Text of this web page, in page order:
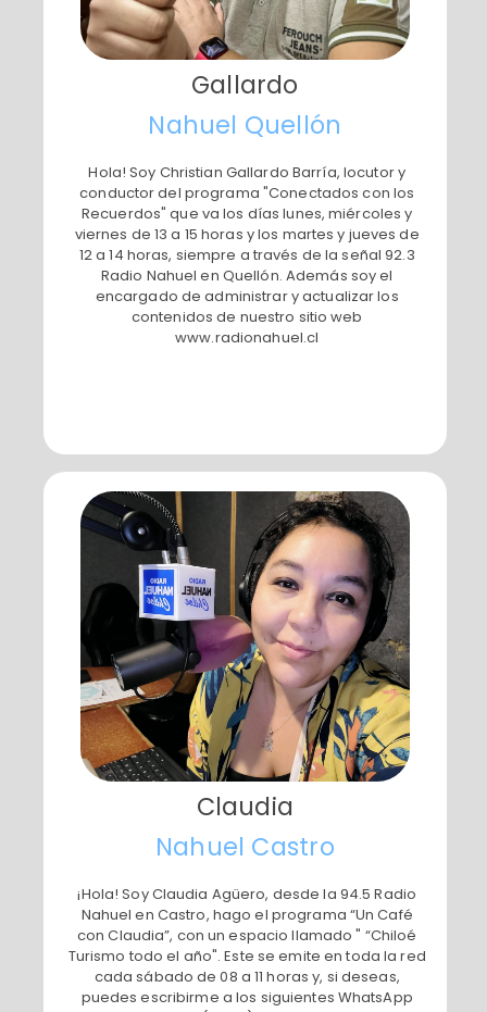
Gallardo
​Nahuel Quellón
​Hola! Soy Christian Gallardo Barría, locutor y
conductor del programa "Conectados con los
Recuerdos" que va los días lunes, miércoles y
viernes de 13 a 15 horas y los martes y jueves de
12 a 14 horas, siempre a través de la señal 92.3
Radio Nahuel en Quellón. Además soy el
encargado de administrar y actualizar los
contenidos de nuestro sitio web
www.radionahuel.cl
Claudia
​Nahuel Castro
​¡Hola! Soy Claudia Agüero, desde la 94.5 Radio
Nahuel en Castro, hago el programa “Un Café
con Claudia”, con un espacio llamado " “Chiloé
Turismo todo el año". Este se emite en toda la red
cada sábado de 08 a 11 horas y, si deseas,
puedes escribirme a los siguientes WhatsApp